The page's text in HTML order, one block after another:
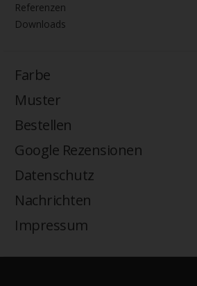
Referenzen
Downloads
Farbe
Muster
Bestellen
Google Rezensionen
Datenschutz
Nachrichten
Impressum